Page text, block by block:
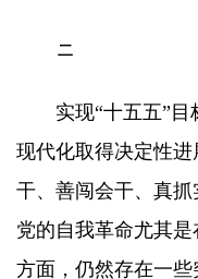
二
实现“十五五”
现代化取得决定性
干、善闯会干、真
党的自我革命尤其
方面，仍然存在一些